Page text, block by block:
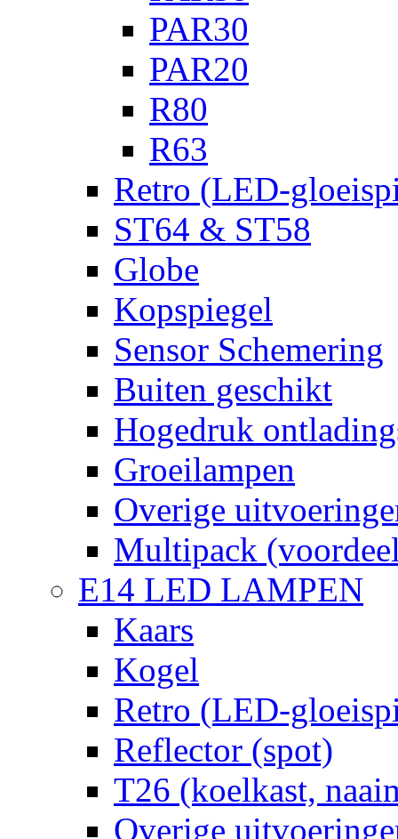
PAR30
PAR20
R80
R63
Retro (LED-
ST64 & ST58
Globe
Kopspiegel
Sensor Schemering
Buiten geschikt
Hogedruk
Groeilampen
Overige
Multipack
E14 LED LAMPEN
Kaars
Kogel
Retro (LED-
Reflector (spot)
T26 (koelkast,
Overige